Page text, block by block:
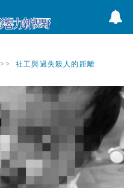
>> 社工與過失殺人的距離